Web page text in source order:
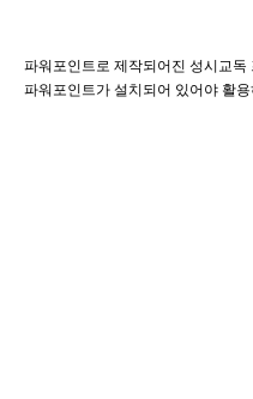
파워포인트로 제작되어진 성시교독
파워포인트가 설치되어 있어야 활